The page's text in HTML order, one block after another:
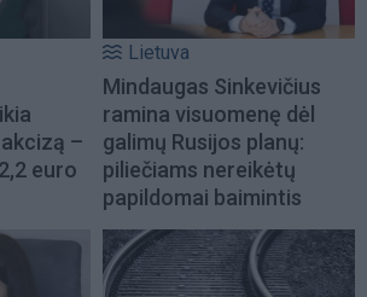
–
euro
Lietuva
Mindaugas Sinkevičius
ramina visuomenę dėl
galimų Rusijos planų:
piliečiams nereikėtų
papildomai baimintis